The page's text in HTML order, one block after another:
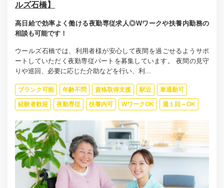
ルズ石橋】
高日給で効率よく働ける夜勤専従求人◎Wワークや扶養内勤務の
相談も可能です！
ウールズ石橋では、利用者様が安心して夜間を過ごせるようサポ
ートしていただく夜勤専従パートを募集しています。 夜間の見守
りや巡回、必要に応じた介助などを行い、利...
ブランク可能 年齢不問 資格取得支援 駅近 車通勤可
経験者歓迎 夜勤専従 扶養内可 WワークOK 週１回～OK